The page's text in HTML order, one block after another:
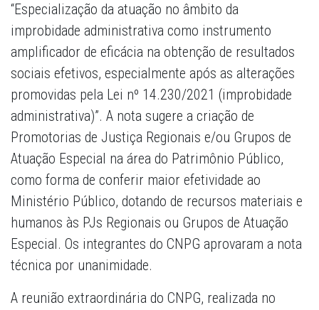
“Especialização da atuação no âmbito da
improbidade administrativa como instrumento
amplificador de eficácia na obtenção de resultados
sociais efetivos, especialmente após as alterações
promovidas pela Lei nº 14.230/2021 (improbidade
administrativa)”. A nota sugere a criação de
Promotorias de Justiça Regionais e/ou Grupos de
Atuação Especial na área do Patrimônio Público,
como forma de conferir maior efetividade ao
Ministério Público, dotando de recursos materiais e
humanos às PJs Regionais ou Grupos de Atuação
Especial. Os integrantes do CNPG aprovaram a nota
técnica por unanimidade.
A reunião extraordinária do CNPG, realizada no